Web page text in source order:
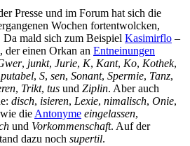
Presse und im Forum hat sich die
Wochen fortentwolcken,
mald sich zum Beispiel Kasimirflo –
einen Orkan an Entneinungen
, junkt, Jurie, K, Kant, Ko, Kothek,
putabel, S, sen, Sonant, Spermie, Tanz,
, Trikt, tus und Ziplin. Aber auch
disch, isieren, Lexie, nimalisch, Onie,
dieAntonyme eingelassen,
und Vorkommenschaft. Auf der
dazu noch supertil.